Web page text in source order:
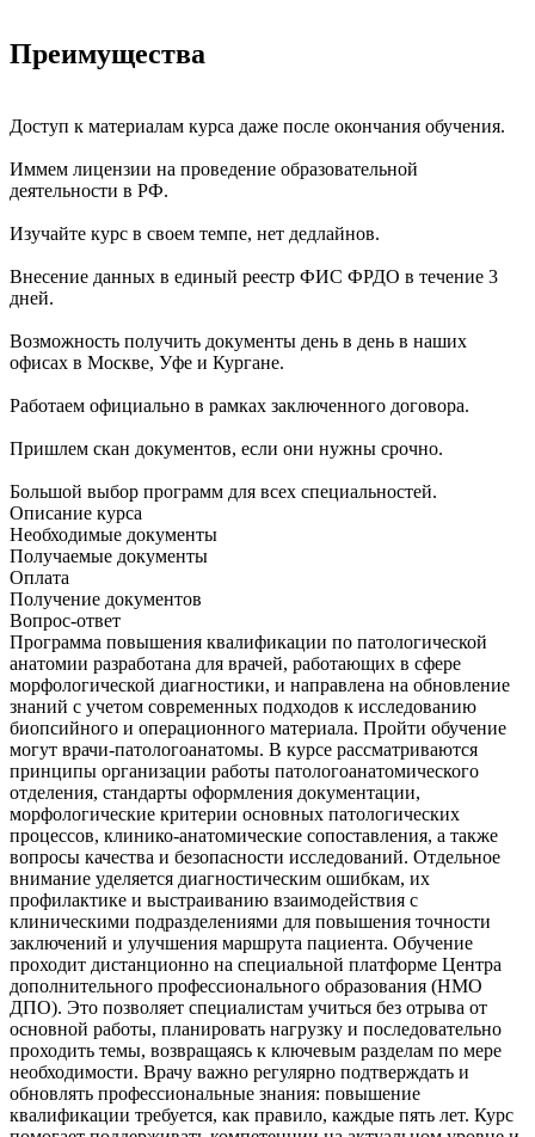
Преимущества
Доступ к материалам курса даже после окончания обучения.
Иммем лицензии на проведение образовательной
деятельности в РФ.
Изучайте курс в своем темпе, нет дедлайнов.
Внесение данных в единый реестр ФИС ФРДО в течение 3
дней.
Возможность получить документы день в день в наших
офисах в Москве, Уфе и Кургане.
Работаем официально в рамках заключенного договора.
Пришлем скан документов, если они нужны срочно.
Большой выбор программ для всех специальностей.
Описание курса
Необходимые документы
Получаемые документы
Оплата
Получение документов
Вопрос-ответ
Программа повышения квалификации по патологической
анатомии разработана для врачей, работающих в сфере
морфологической диагностики, и направлена на обновление
знаний с учетом современных подходов к исследованию
биопсийного и операционного материала. Пройти обучение
могут врачи-патологоанатомы. В курсе рассматриваются
принципы организации работы патологоанатомического
отделения, стандарты оформления документации,
морфологические критерии основных патологических
процессов, клинико-анатомические сопоставления, а также
вопросы качества и безопасности исследований. Отдельное
внимание уделяется диагностическим ошибкам, их
профилактике и выстраиванию взаимодействия с
клиническими подразделениями для повышения точности
заключений и улучшения маршрута пациента. Обучение
проходит дистанционно на специальной платформе Центра
дополнительного профессионального образования (НМО
ДПО). Это позволяет специалистам учиться без отрыва от
основной работы, планировать нагрузку и последовательно
проходить темы, возвращаясь к ключевым разделам по мере
необходимости. Врачу важно регулярно подтверждать и
обновлять профессиональные знания: повышение
квалификации требуется, как правило, каждые пять лет. Курс